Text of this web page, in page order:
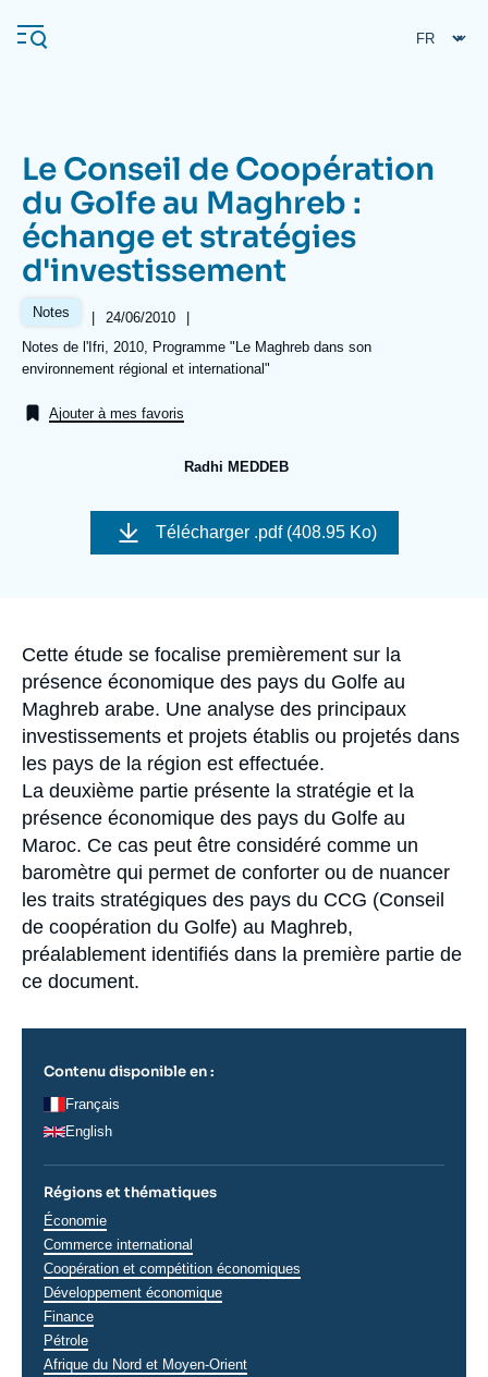
au
contenu
Navigation
principale
L'Ifri
Analyses
Nous soutenir
À propos de l'Ifri Recherches fréquentes
Le Conseil de Coopération
du Golfe au Maghreb :
échange et stratégies
d'investissement
Notes |
Date
de
publication
24/06/2010
|
Références
Notes de l'Ifri, 2010, Programme "Le Maghreb dans son
environnement régional et international"
Ajouter à mes favoris
Radhi MEDDEB
Image
couverture
Télécharger .pdf (408.95 Ko)
Accroche
Cette étude se focalise premièrement sur la
présence économique des pays du Golfe au
Maghreb arabe. Une analyse des principaux
investissements et projets établis ou projetés dans
les pays de la région est effectuée.
La deuxième partie présente la stratégie et la
présence économique des pays du Golfe au
Maroc. Ce cas peut être considéré comme un
baromètre qui permet de conforter ou de nuancer
les traits stratégiques des pays du CCG (Conseil
de coopération du Golfe) au Maghreb,
préalablement identifiés dans la première partie de
ce document.
Contenu disponible en :
Français
English
Régions et thématiques
Thématiques
analyses
Économie
Commerce international
Coopération et compétition économiques
Développement économique
Finance
Pétrole
Régions
Afrique du Nord et Moyen-Orient